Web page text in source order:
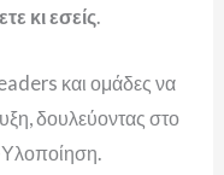
κι εσείς.
και ομάδες να
δουλεύοντας στο
Υλοποίηση.